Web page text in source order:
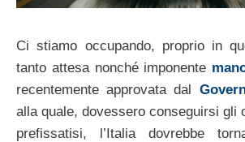
Ci stiamo occupando, proprio in
tanto attesa nonché imponente
recentemente approvata dal
alla quale, dovessero conseguirsi gli
prefissatisi, l’Italia dovrebbe